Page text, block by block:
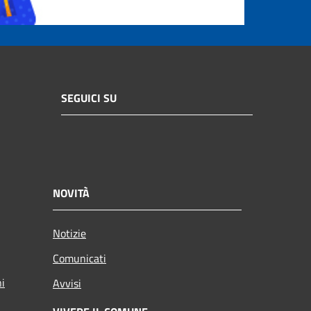
SEGUICI SU
NOVITÀ
Notizie
Comunicati
Avvisi